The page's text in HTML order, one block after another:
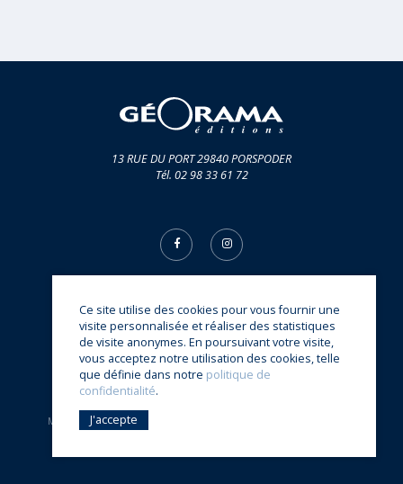
13 RUE DU PORT 29840 PORSPODER
Tél. 02 98 33 61 72
© Éditions Géorama 2026
une réalisation Sitedit
Mentions légales
Ce site utilise des cookies pour vous fournir une
visite personnalisée et réaliser des statistiques
de visite anonymes. En poursuivant votre visite,
vous acceptez notre utilisation des cookies, telle
que définie dans notre politique de
confidentialité.
J'accepte